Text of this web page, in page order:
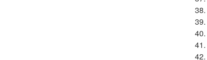
38.
39.
40.
41.
42.